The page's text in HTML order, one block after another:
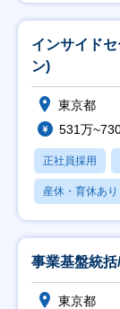
インサイド
ン)
東京都
531万
正社員採用
産休・育休あり
事業基盤統括
東京都